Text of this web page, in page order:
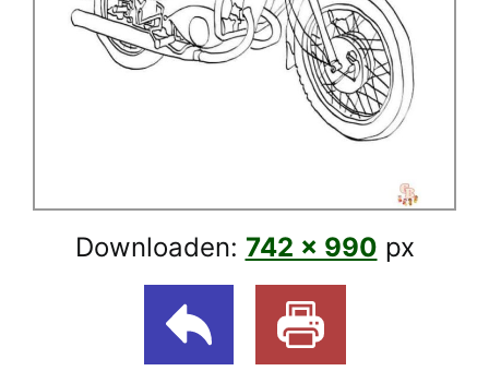
Downloaden: 742 × 990 px